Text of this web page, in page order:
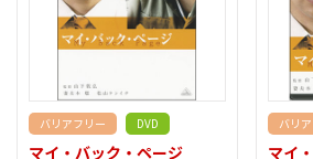
バリアフリー DVD
マイ・バック・ページ
バリ
マイ